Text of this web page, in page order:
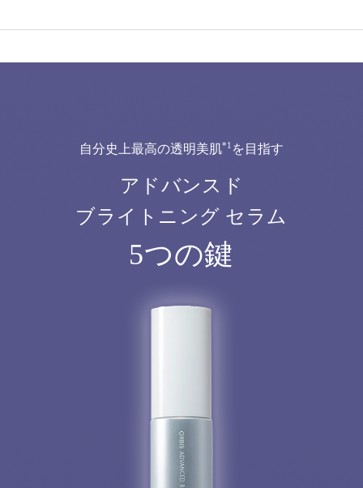
自分史上最高の透明美肌*1 を目指す
アドバンスド
ブライトニング セラム
5つの鍵